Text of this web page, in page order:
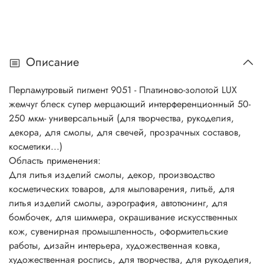
Перламутровые пигменты в сочетании с обычными
косметических продуктов. Разнообразие перламутровых
пигментов способствует созданию множества цветовых
блестящих эффектов и выразительных оттенков.
Описание:
Основной компонент многих перламутровых пигментов -
природная минеральная слюда, покрытая слоем
диоксида титана, оксида железа, или же двумя
оксидами, имеющими различные показатели
преломления. Перламутровые пигменты хорошо
сочетаются со всеми типами органических красителей,
растворимых в воде или масле.
Перламутровые пигменты в сочетании с обычными
Описание
Перламутровый пигмент 9051 - Платиново-золотой LUX
жемчуг блеск супер мерцающий интерференционный 50-
250 мкм- универсальный (для творчества, рукоделия,
декора, для смолы, для свечей, прозрачных составов,
косметики...)
Область применения:
Для литья изделий смолы, декор, производство
косметических товаров, для мыловарения, литьё, для
литья изделий смолы, аэрография, автотюнинг, для
бомбочек, для шиммера, окрашивание искусственных
кож, сувенирная промышленность, оформительские
работы, дизайн интерьера, художественная ковка,
художественная роспись, для творчества, для рукоделия,